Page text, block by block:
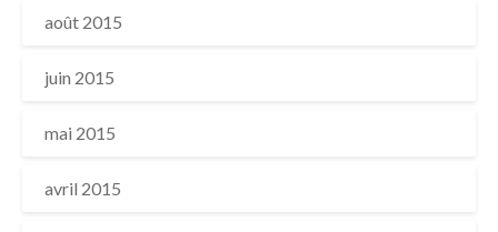
août 2015
juin 2015
mai 2015
avril 2015